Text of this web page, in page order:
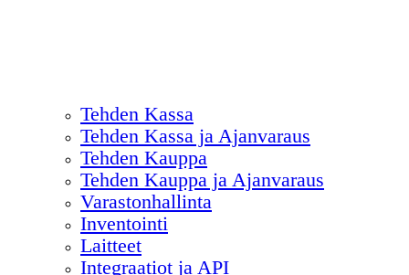
Tehden Kassa
Tehden Kassa ja Ajanvaraus
Tehden Kauppa
Tehden Kauppa ja Ajanvaraus
Varastonhallinta
Inventointi
Laitteet
Integraatiot ja API